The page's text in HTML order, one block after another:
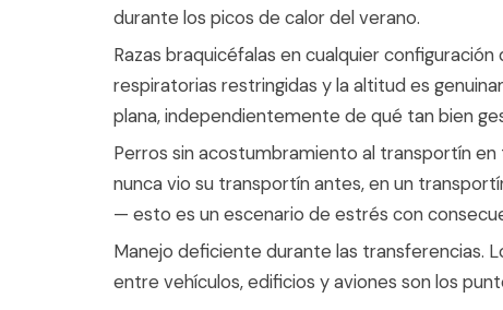
durante los picos de calor del verano.
Razas braquicéfalas en cualquier
respiratorias restringidas y la altitud es
plana, independientemente de qué tan bien
Perros sin acostumbramiento al transportín
nunca vio su transportín antes, en un
— esto es un escenario de estrés con
Manejo deficiente durante las transferencias.
entre vehículos, edificios y aviones son los